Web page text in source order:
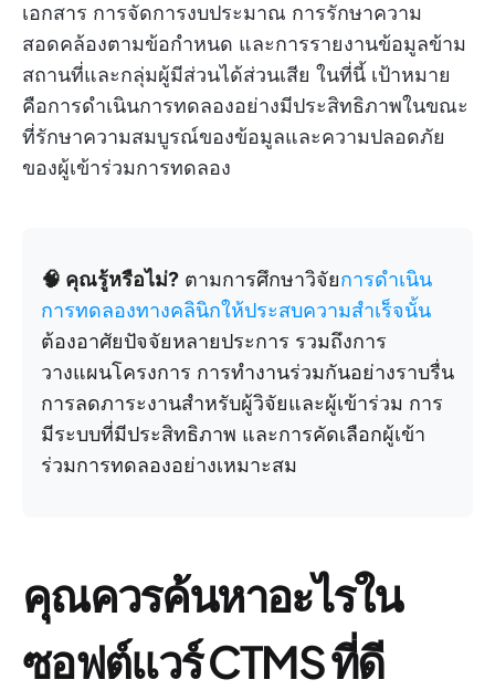
เอกสาร การจัดการงบประมาณ การรักษาความ
สอดคล้องตามข้อกำหนด และการรายงานข้อมูลข้าม
สถานที่และกลุ่มผู้มีส่วนได้ส่วนเสีย ในที่นี้ เป้าหมาย
คือการดำเนินการทดลองอย่างมีประสิทธิภาพในขณะ
ที่รักษาความสมบูรณ์ของข้อมูลและความปลอดภัย
ของผู้เข้าร่วมการทดลอง
🧠 คุณรู้หรือไม่? ตามการศึกษาวิจัยการดำเนิน
การทดลองทางคลินิกให้ประสบความสำเร็จนั้น
ต้องอาศัยปัจจัยหลายประการ รวมถึงการ
วางแผนโครงการ การทำงานร่วมกันอย่างราบรื่น
การลดภาระงานสำหรับผู้วิจัยและผู้เข้าร่วม การ
มีระบบที่มีประสิทธิภาพ และการคัดเลือกผู้เข้า
ร่วมการทดลองอย่างเหมาะสม
คุณควรค้นหาอะไรใน
ซอฟต์แวร์ CTMS ที่ดี